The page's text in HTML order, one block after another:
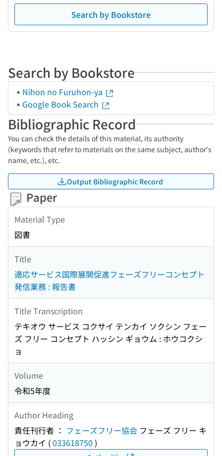
Search by Bookstore
Search by Bookstore
Nihon no Furuhon-ya
Google Book Search
Bibliographic Record
You can check the details of this material, its authority
(keywords that refer to materials on the same subject, author's
name, etc.), etc.
Output Bibliographic Record
Paper
Material Type
図書
Title
適応サービス国際展開促進フェーズフリーコンセプト
発信業務 : 報告書
Title Transcription
テキオウ サービス コクサイ テンカイ ソクシン フェー
ズ フリー コンセプト ハッシン ギョウム : ホウコクシ
ョ
Volume
令和5年度
Author Heading
責任刊行者 ： フェーズフリー協会 フェーズ フリー キ
ョウカイ (033618750 )